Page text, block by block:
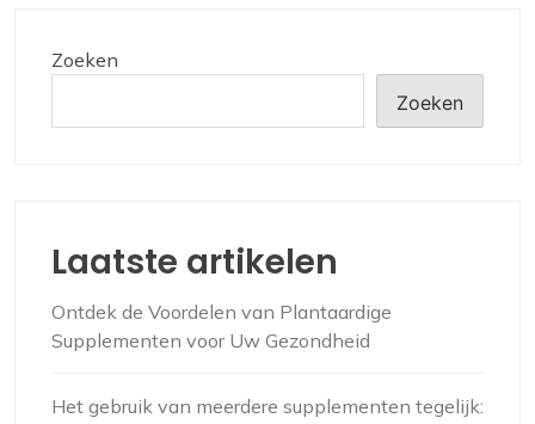
Zoeken
Zoeken
Laatste artikelen
Ontdek de Voordelen van Plantaardige
Supplementen voor Uw Gezondheid
Het gebruik van meerdere supplementen tegelijk: